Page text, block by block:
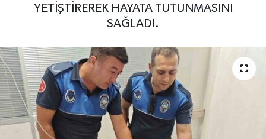
YETİŞTİREREK HAYATA TUTUNMASINI
SAĞLADI.